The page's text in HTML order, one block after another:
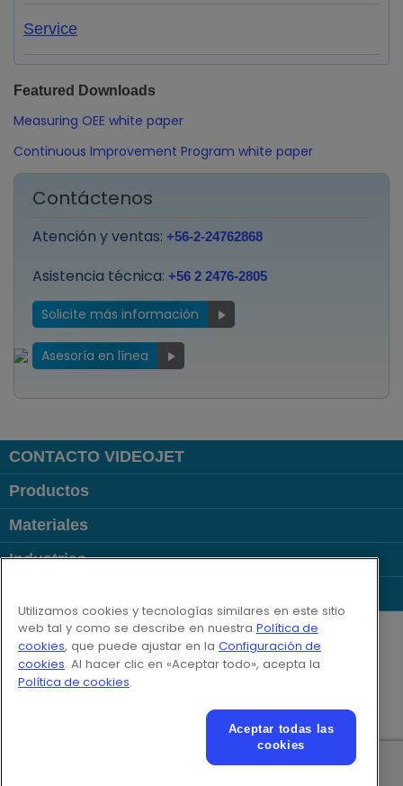
Service
Featured Downloads
Measuring OEE white paper
Continuous Improvement Program white paper
Contáctenos
Atención y ventas: +56-2-24762868
Asistencia técnica: +56 2 2476-2805
Solicite más información
Asesoría en línea
CONTACTO VIDEOJET
Productos
Materiales
Industrias
Follow us on:
© 2026 Videojet Technologies Inc.
Política de privacidad
Renuncia de responsabilidad
Empleos y ofertas laborales
Texto adicional para condiciones de utilización online
Utilizamos cookies y tecnologías similares en este sitio
web tal y como se describe en nuestra Política de
cookies, que puede ajustar en la Configuración de
cookies. Al hacer clic en «Aceptar todo», acepta la
Política de cookies.
Aceptar todas las
cookies